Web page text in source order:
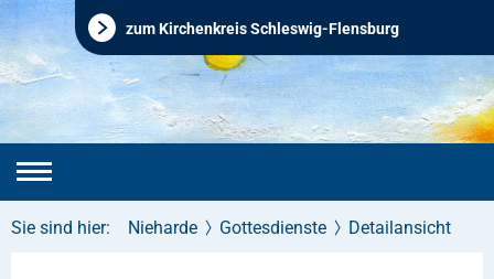
zum Kirchenkreis Schleswig-Flensburg
Sie sind hier: Nieharde Gottesdienste Detailansicht